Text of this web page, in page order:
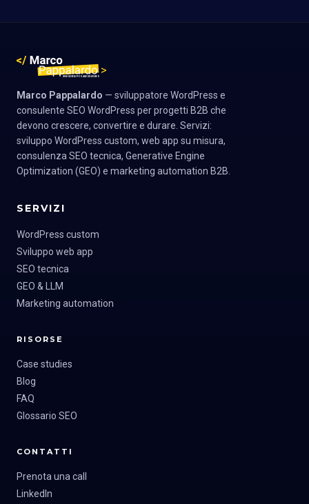
Marco Pappalardo — sviluppatore WordPress e
consulente SEO WordPress per progetti B2B che
devono crescere, convertire e durare. Servizi:
sviluppo WordPress custom, web app su misura,
consulenza SEO tecnica, Generative Engine
Optimization (GEO) e marketing automation B2B.
SERVIZI
WordPress custom
Sviluppo web app
SEO tecnica
GEO & LLM
Marketing automation
RISORSE
Case studies
Blog
FAQ
Glossario SEO
CONTATTI
Prenota una call
LinkedIn